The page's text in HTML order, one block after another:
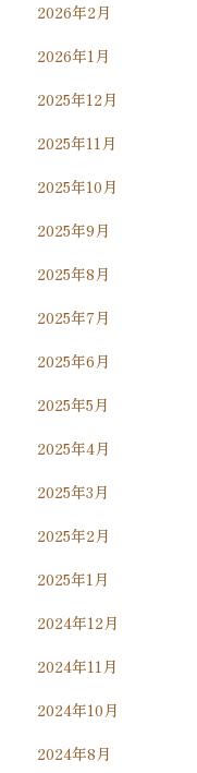
2026年2月
2026年1月
2025年12月
2025年11月
2025年10月
2025年9月
2025年8月
2025年7月
2025年6月
2025年5月
2025年4月
2025年3月
2025年2月
2025年1月
2024年12月
2024年11月
2024年10月
2024年8月